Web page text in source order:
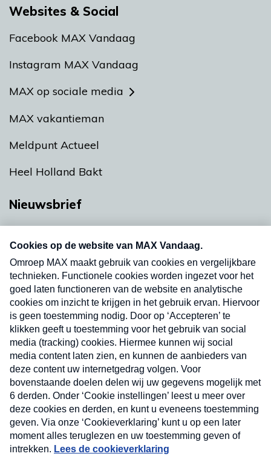
Websites & Social
Facebook MAX Vandaag
Instagram MAX Vandaag
MAX op sociale media
MAX vakantieman
Meldpunt Actueel
Heel Holland Bakt
Nieuwsbrief
nieuwsbrief. Elke vrijdag- en dinsdagochtend in
uw mailbox.
Verzend
Nieuwsbrief
Neem hier een gratis abonnement op onze
nieuwsbrief. Elke vrijdag- en dinsdagochtend in uw